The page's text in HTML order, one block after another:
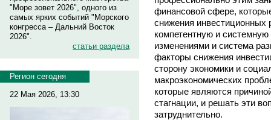
"Море зовет 2026", одного из
самых ярких событий "Морского
конгресса – Дальний Восток
2026".
статьи раздела
Регион сегодня
22 Мая 2026, 13:30
финансовой сфере,
снижения
компетентную и
изменениями и система
факторы снижения
сторону экономики и
макроэкономических
которые являются
стагнации, и решать эти
затруднительно.